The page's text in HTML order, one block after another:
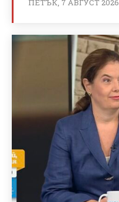
ПЕТЪК, 7 АВГУСТ 2026